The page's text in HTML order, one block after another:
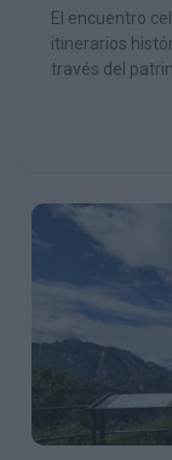
El encuentro
itinerarios
través del